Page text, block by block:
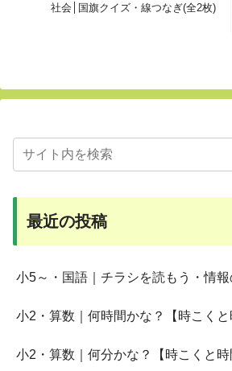
社会│国旗クイズ・線つなぎ(全2枚)
最近の投稿
小5～・国語｜チラシを読もう・情
小2・算数｜何時間かな？【時こく
小2・算数｜何分かな？【時こくと